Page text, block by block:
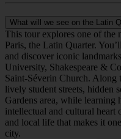
What will we see on the Latin
This tour explores one of the
Paris, the Latin Quarter.
and discover iconic
University, Shakespeare &
Saint-Séverin Church. Along
lively student streets, hidden
Gardens area, while learning
intellectual and cultural heart
and local life that makes it
city.